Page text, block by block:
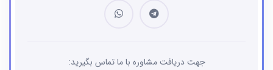
جهت دریافت مشاوره با ما تماس بگیرید: